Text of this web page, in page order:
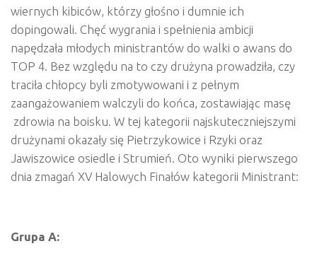
wiernych kibiców, którzy głośno i dumnie ich
dopingowali. Chęć wygrania i spełnienia ambicji
napędzała młodych ministrantów do walki o awans do
TOP 4. Bez względu na to czy drużyna prowadziła, czy
traciła chłopcy byli zmotywowani i z pełnym
zaangażowaniem walczyli do końca, zostawiając masę
zdrowia na boisku. W tej kategorii najskuteczniejszymi
drużynami okazały się Pietrzykowice i Rzyki oraz
Jawiszowice osiedle i Strumień. Oto wyniki pierwszego
dnia zmagań XV Halowych Finałów kategorii Ministrant:
Grupa A: